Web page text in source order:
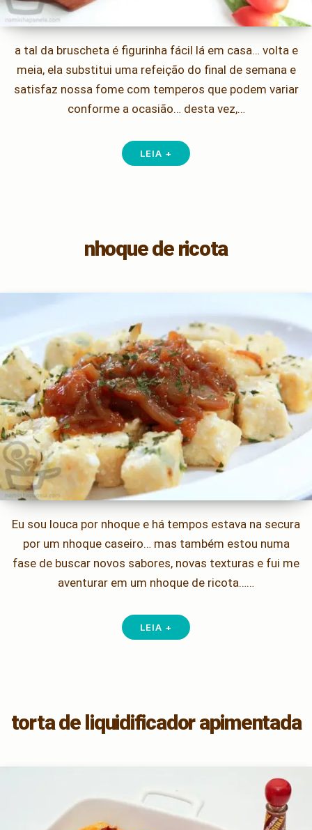
a tal da bruscheta é figurinha fácil lá em casa… volta e
meia, ela substitui uma refeição do final de semana e
satisfaz nossa fome com temperos que podem variar
conforme a ocasião… desta vez,…
LEIA +
nhoque de ricota
Eu sou louca por nhoque e há tempos estava na secura
por um nhoque caseiro… mas também estou numa
fase de buscar novos sabores, novas texturas e fui me
aventurar em um nhoque de ricota……
LEIA +
torta de liquidificador apimentada